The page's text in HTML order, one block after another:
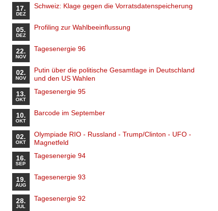
17.
DEZ
Schweiz: Klage gegen die Vorratsdatenspeicherung
05.
DEZ
Profiling zur Wahlbeeinflussung
22.
NOV
Tagesenergie 96
02.
NOV
Putin über die politische Gesamtlage in Deutschland
und den US Wahlen
13.
OKT
Tagesenergie 95
10.
OKT
Barcode im September
02.
OKT
Olympiade RIO - Russland - Trump/Clinton - UFO -
Magnetfeld
16.
SEP
Tagesenergie 94
19.
AUG
Tagesenergie 93
28.
JUL
Tagesenergie 92